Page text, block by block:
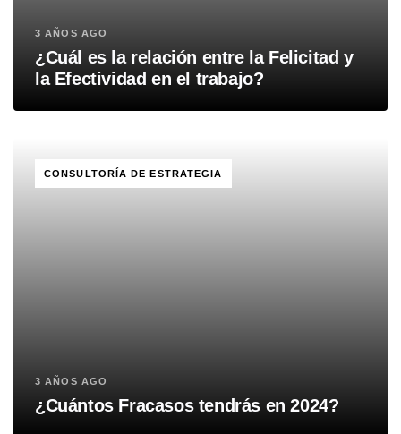
3 AÑOS AGO
¿Cuál es la relación entre la Felicitad y
la Efectividad en el trabajo?
CONSULTORÍA DE ESTRATEGIA
3 AÑOS AGO
¿Cuántos Fracasos tendrás en 2024?